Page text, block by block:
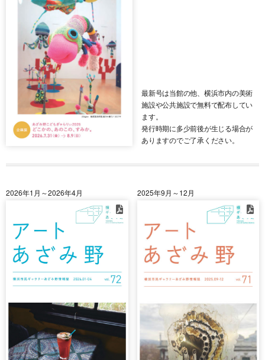
最新号は当館の他、横浜市内の美術
施設や公共施設で無料で配布してい
ます。
発行時期に多少前後が生じる場合が
ありますのでご了承ください。
2026年1月～2026年4月 2025年9月～12月